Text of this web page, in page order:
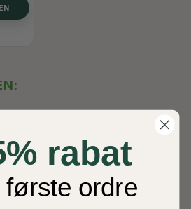
rabat
første ordre